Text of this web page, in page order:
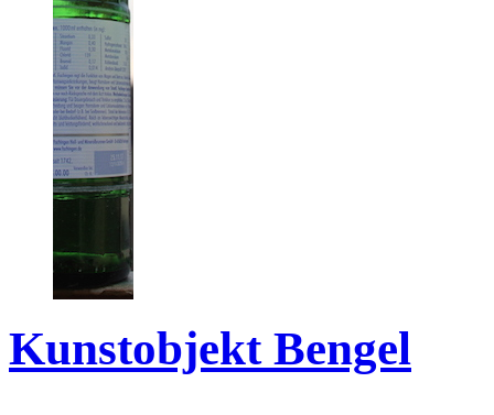
Kunstobjekt Bengel